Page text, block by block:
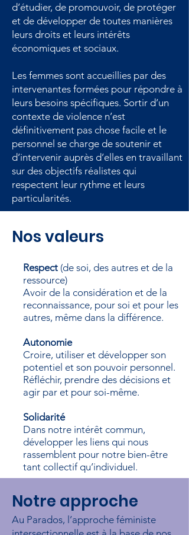
d’étudier, de promouvoir, de protéger
et de développer de toutes manières
leurs droits et leurs intérêts
économiques et sociaux.
Les femmes sont accueillies par des
intervenantes formées pour répondre à
leurs besoins spécifiques. Sortir d’un
contexte de violence n’est
définitivement pas chose facile et le
personnel se charge de soutenir et
d’intervenir auprès d’elles en travaillant
sur des objectifs réalistes qui
respectent leur rythme et leurs
particularités.
Nos valeurs
Respect (de soi, des autres et de la
ressource)
Avoir de la considération et de la
reconnaissance, pour soi et pour les
autres, même dans la différence.
Autonomie
Croire, utiliser et développer son
potentiel et son pouvoir personnel.
Réfléchir, prendre des décisions et
agir par et pour soi-même.
Solidarité
Dans notre intérêt commun,
développer les liens qui nous
rassemblent pour notre bien-être
tant collectif qu’individuel.
Notre approche
Au Parados, l’approche féministe